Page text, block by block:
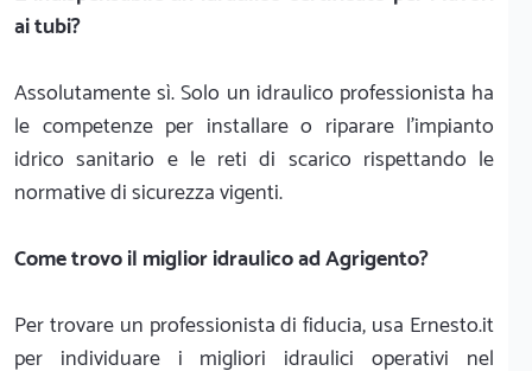
ai tubi?
Assolutamente sì. Solo un idraulico professionista ha
le competenze per installare o riparare l'impianto
idrico sanitario e le reti di scarico rispettando le
normative di sicurezza vigenti.
Come trovo il miglior idraulico ad Agrigento?
Per trovare un professionista di fiducia, usa Ernesto.it
per individuare i migliori idraulici operativi nel